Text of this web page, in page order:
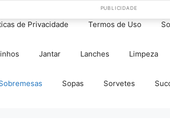
de Privacidade Termos de Uso
Jantar Lanches Limpeza
Sopas Sorvetes
PUBLICIDADE